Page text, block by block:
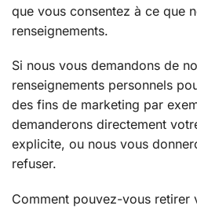
que vous consentez à ce que
renseignements.
Si nous vous demandons de
renseignements personnels
des fins de marketing par
demanderons directement
explicite, ou nous vous
refuser.
Comment pouvez-vous retirer